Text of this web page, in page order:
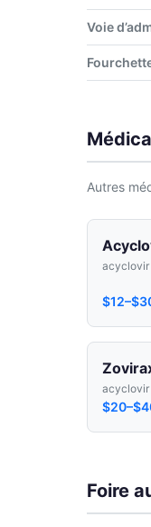
Voie
Autres
acyclovir
acyclovir
Foire